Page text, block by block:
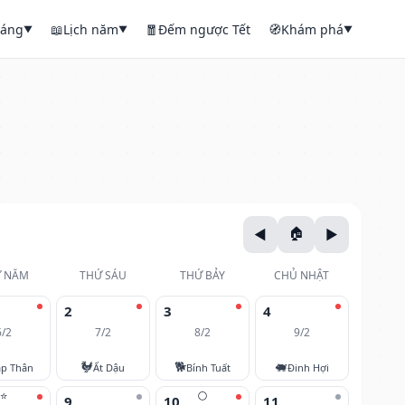
▼ 📖Lịch năm▼ 🧧Đếm ngược Tết 🧭Khám phá▼
NĂM THỨ SÁU THỨ BẢY CHỦ NHẬT
2
Thân
2
7/2
🐓Ất Dậu
3
8/2
🐕Bính Tuất
4
9/2
🐖Đinh Hợi
⭐ 9 🌕
10 11